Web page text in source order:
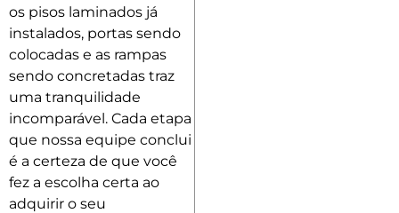
os pisos laminados já
instalados, portas sendo
colocadas e as rampas
sendo concretadas traz
uma tranquilidade
incomparável. Cada etapa
que nossa equipe conclui
é a certeza de que você
fez a escolha certa ao
adquirir o seu